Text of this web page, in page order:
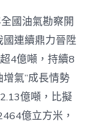
國
際
油
氣
查
包
養
app
產
國油氣勘察開
連續鼎力晉陞
4億噸，持續8
氣”成長情勢
億噸，比擬
億立方米，